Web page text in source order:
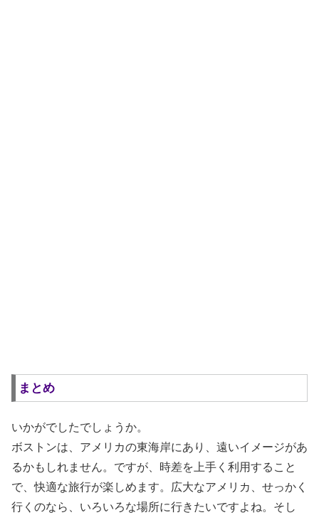
まとめ
いかがでしたでしょうか。
ボストンは、アメリカの東海岸にあり、遠いイメージがあ
るかもしれません。ですが、時差を上手く利用すること
で、快適な旅行が楽しめます。広大なアメリカ、せっかく
行くのなら、いろいろな場所に行きたいですよね。そし